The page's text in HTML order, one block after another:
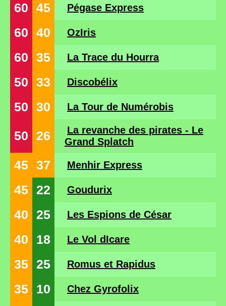
60 45 Pégase Express
60 40 OzIris
60 35 La Trace du Hourra
50 33 Discobélix
50 30 La Tour de Numérobis
50 26
La revanche des pirates - Le
Grand Splatch
45 37 Menhir Express
45 22 Goudurix
40 25 Les Espions de César
40 18 Le Vol dIcare
35 25 Romus et Rapidus
35 10 Chez Gyrofolix